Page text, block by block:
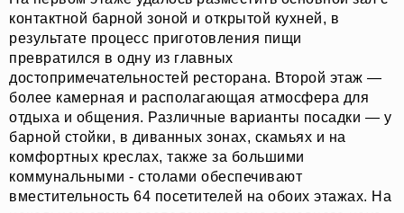
контактной барной зоной и открытой кухней, в
результате процесс приготовления пищи
превратился в одну из главных
достопримечательностей ресторана. Второй этаж —
более камерная и располагающая атмосфера для
отдыха и общения. Различные варианты посадки — у
барной стойки, в диванных зонах, скамьях и на
комфортных креслах, также за большими
коммунальными - столами обеспечивают
вместительность 64 посетителей на обоих этажах. На